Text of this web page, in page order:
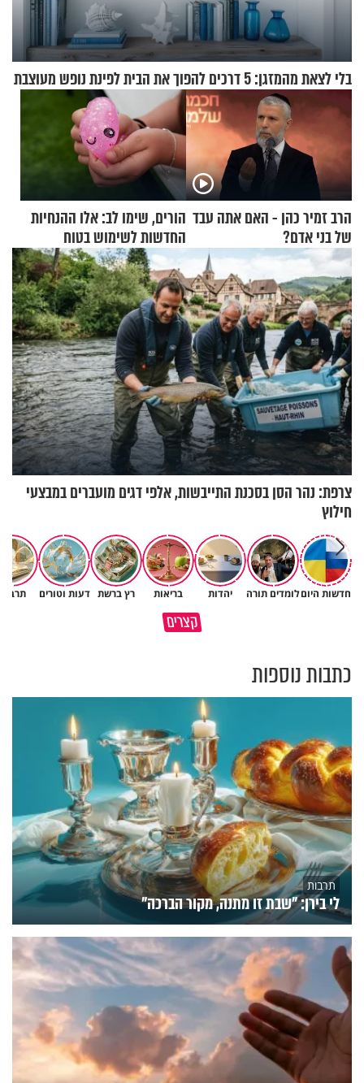
בלי לצאת מהמזגן: 5 דרכים להפוך את הבית לפינת נופש מעוצבת
הרב זמיר כהן - האם אתה עבד
של בני אדם?
הורים, שימו לב: אלו ההנחיות
החדשות לשימוש בטוח
בסקווישי לאחר מקרי אשפוז
צרפת: נהר הסן בסכנת התייבשות, אלפי דגים מועברים במבצעי
חילוץ
חדשות היוםלומדים תורה יהדות בריאות רץ ברשת דעות וטורים
קצרים
תלטש את עצמך עד שתגיע
עצות נפלאות לחינוך ילדים
כתבות נוספות
תרבות
לי בירן: "שבת זו מתנה, מקור הברכה"